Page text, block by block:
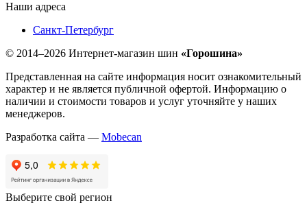
Наши адреса
Санкт-Петербург
© 2014–2026 Интернет-магазин шин «Горошина»
Представленная на сайте информация носит ознакомительный
характер и не является публичной офертой. Информацию о
наличии и стоимости товаров и услуг уточняйте у наших
менеджеров.
Разработка сайта — Mobecan
Выберите свой регион